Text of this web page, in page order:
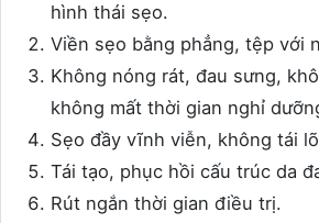
hình thái sẹo.
Viền sẹo bằng phẳng, tệp với
Không nóng rát, đau sưng,
không mất thời gian nghỉ
Sẹo đầy vĩnh viễn, không tái
Tái tạo, phục hồi cấu trúc da
Rút ngắn thời gian điều trị.